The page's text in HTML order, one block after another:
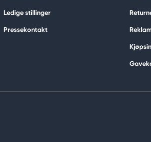
Ledige stillinger
Pressekontakt